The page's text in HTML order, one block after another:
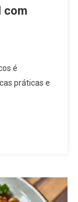
com
é
práticas e